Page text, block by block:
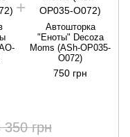
Автошторка
"Еноты" Decoza
Moms (АSh-ОР035-
О072)
750 грн
350 грн